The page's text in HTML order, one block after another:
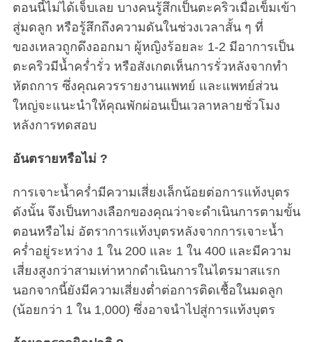
ตอนนี้ไม่ได้เจ็บเลย บางคนรู้สึกเป็นตะคริวเมื่อเข็มเข้า
สู่มดลูก หรือรู้สึกถึงความดันในช่วงเวลาสั้น ๆ ที่
ของเหลวถูกดึงออกมา ผู้หญิงร้อยละ 1-2 มีอาการเป็น
ตะคริวมีน้ำคร่ำรั่ว หรือสังเกตเห็นการรั่วหลังจากทำ
หัตถการ ซึ่งคุณควรรายงานแพทย์ และแพทย์ส่วน
ใหญ่จะแนะนำให้คุณพักผ่อนเป็นเวลาหลายชั่วโมง
หลังการทดสอบ
อันตรายหรือไม่ ?
การเจาะน้ำคร่ำมีความเสี่ยงเล็กน้อยต่อการแท้งบุตร
ดังนั้น จึงเป็นทางเลือกของคุณว่าจะดำเนินการตามขั้น
ตอนหรือไม่ อัตราการแท้งบุตรหลังจากการเจาะน้ำ
คร่ำอยู่ระหว่าง 1 ใน 200 และ 1 ใน 400 และมีความ
เสี่ยงสูงกว่าสามเท่าหากดำเนินการในไตรมาสแรก
นอกจากนี้ยังมีความเสี่ยงต่ำต่อการติดเชื้อในมดลูก
(น้อยกว่า 1 ใน 1,000) ซึ่งอาจนำไปสู่การแท้งบุตร